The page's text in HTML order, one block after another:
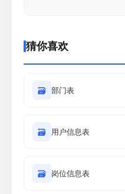
猜你喜欢
🗃 部门表
🗃 用户信息表
🗃 岗位信息表